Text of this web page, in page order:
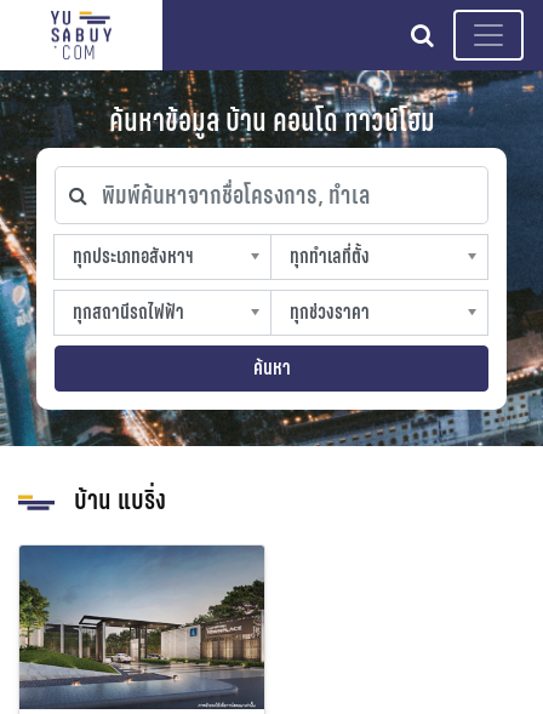
search
ค้นหาข้อมูล บ้าน คอนโด ทาวน์โฮม
พิมพ์ค้นหาจากชื่อโครงการ, ทำเล
ทุกประเภทอสังหาฯ
ทุกประเภทอสังหาฯ
sproperty
ทุกทำเลที่ตั้ง
ทุกทำเลที่ตั้ง
slocation
ทุกสถานีรถไฟฟ้า
ทุกสถานีรถไฟฟ้า
strain-station
ทุกช่วงราคา
ทุกช่วงราคา
sprice
ค้นหา
บ้าน แบริ่ง